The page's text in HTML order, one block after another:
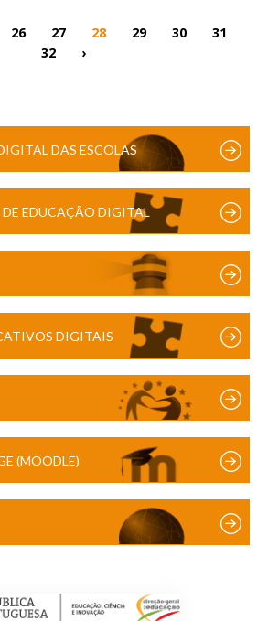
26 27 28 29 30
31
32
›
DAS ESCOLAS
EDUCAÇÃO DIGITAL
DIGITAIS
(MOODLE)